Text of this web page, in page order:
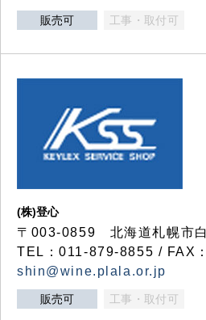
販売可 工事・取付可
(株)登心
〒003-0859 北海道札幌市
TEL：011-879-8855 / FAX
shin@wine.plala.or.jp
販売可 工事・取付可